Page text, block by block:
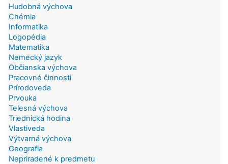
Hudobná výchova
Chémia
Informatika
Logopédia
Matematika
Nemecký jazyk
Občianska výchova
Pracovné činnosti
Prírodoveda
Prvouka
Telesná výchova
Triednická hodina
Vlastiveda
Výtvarná výchova
Geografia
Nepriradené k predmetu